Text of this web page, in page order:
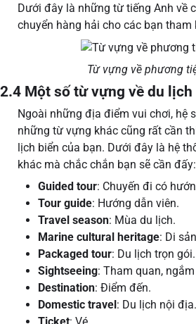
Dưới đây là những từ tiếng Anh về
chuyển hàng hải cho các bạn tham
Từ vựng về phương
2.4 Một số từ vựng về du lịch
Ngoài những địa điểm vui chơi, hệ
những từ vựng khác cũng rất cần
lịch biển của bạn. Dưới đây là hệ
khác mà chắc chắn bạn sẽ cần đấy:
Guided tour: Chuyến đi có
Tour guide: Hướng dẫn viên.
Travel season: Mùa du lịch.
Marine cultural heritage: Di
Packaged tour: Du lịch trọn gói.
Sightseeing: Tham quan,
Destination: Điểm đến.
Domestic travel: Du lịch nội địa.
Ticket: Vé.